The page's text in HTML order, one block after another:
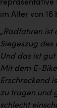
repräsentative
im Alter von 16
„Radfahren ist
Siegeszug
Und das ist
Mit dem E-
Erschreckend
zu tragen und
schlecht